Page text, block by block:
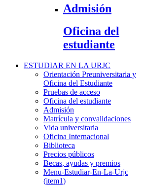
Admisión
Oficina del
estudiante
ESTUDIAR EN LA URJC
Orientación Preuniversitaria y
Oficina del Estudiante
Pruebas de acceso
Oficina del estudiante
Admisión
Matrícula y convalidaciones
Vida universitaria
Oficina Internacional
Biblioteca
Precios públicos
Becas, ayudas y premios
Menu-Estudiar-En-La-Urjc
(item1)